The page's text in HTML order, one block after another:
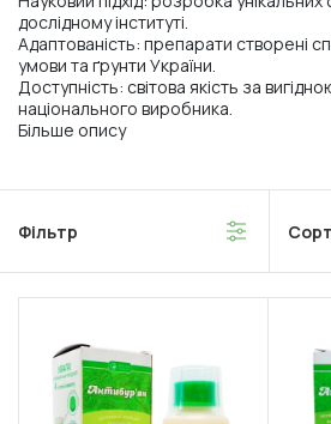
дослідному інституті.
Адаптованість: препарати створені
умови та ґрунти України.
Доступність: світова якість за
національного виробника.
Більше опису
Фільтр